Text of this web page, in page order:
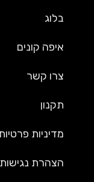
בלוג
איפה קונים
צרו קשר
תקנון
מדיניות
הצהרת נגישות